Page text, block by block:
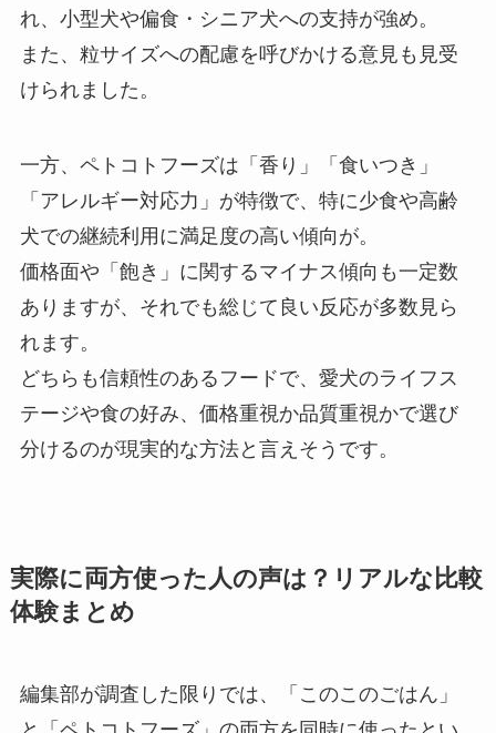
れ、小型犬や偏食・シニア犬への支持が強め。
また、粒サイズへの配慮を呼びかける意見も見受
けられました。
一方、ペトコトフーズは「香り」「食いつき」
「アレルギー対応力」が特徴で、特に少食や高齢
犬での継続利用に満足度の高い傾向が。
価格面や「飽き」に関するマイナス傾向も一定数
ありますが、それでも総じて良い反応が多数見ら
れます。
どちらも信頼性のあるフードで、愛犬のライフス
テージや食の好み、価格重視か品質重視かで選び
分けるのが現実的な方法と言えそうです。
実際に両方使った人の声は？リアルな比較
体験まとめ
編集部が調査した限りでは、「このこのごはん」